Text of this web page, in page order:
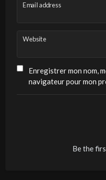
Email address
Website
Enregistrer mon nom,
navigateur pour mon
Be the